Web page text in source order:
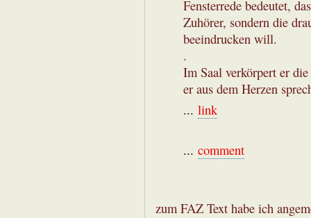
Fensterrede bedeutet,
Zuhörer, sondern die
beeindrucken will.
.
Im Saal verkörpert er
er aus dem Herzen
... link
... comment
zum FAZ Text habe ich